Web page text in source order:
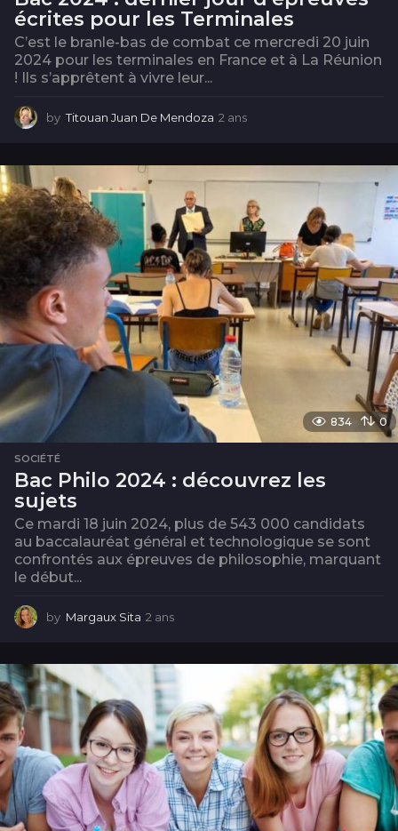
écrites pour les Terminales
C’est le branle-bas de combat ce mercredi 20 juin
2024 pour les terminales en France et à La Réunion
! Ils s’apprêtent à vivre leur...
by Titouan Juan De Mendoza 2 ans
s
834 0
SOCIÉTÉ
Bac Philo 2024 : découvrez les
sujets
Ce mardi 18 juin 2024, plus de 543 000 candidats
au baccalauréat général et technologique se sont
confrontés aux épreuves de philosophie, marquant
le début...
by Margaux Sita 2 ans
s